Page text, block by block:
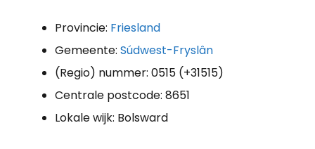
Provincie: Friesland
Gemeente: Súdwest-Fryslân
(Regio) nummer: 0515 (+31515)
Centrale postcode: 8651
Lokale wijk: Bolsward